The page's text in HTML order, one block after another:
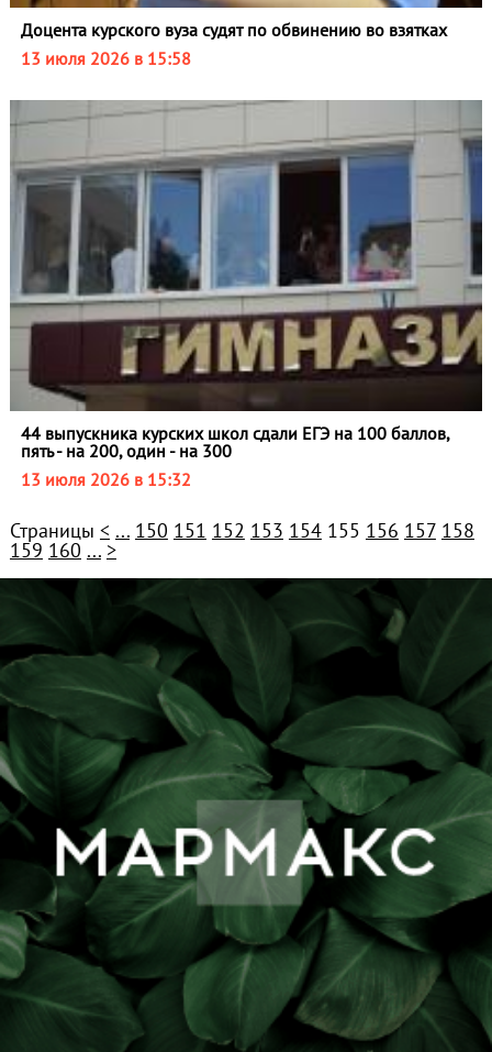
Доцента курского вуза судят по обвинению во взятках
13 июля 2026 в 15:58
44 выпускника курских школ сдали ЕГЭ на 100 баллов,
пять - на 200, один - на 300
13 июля 2026 в 15:32
Страницы < ... 150 151 152 153 154 155 156 157 158
159 160 ... >